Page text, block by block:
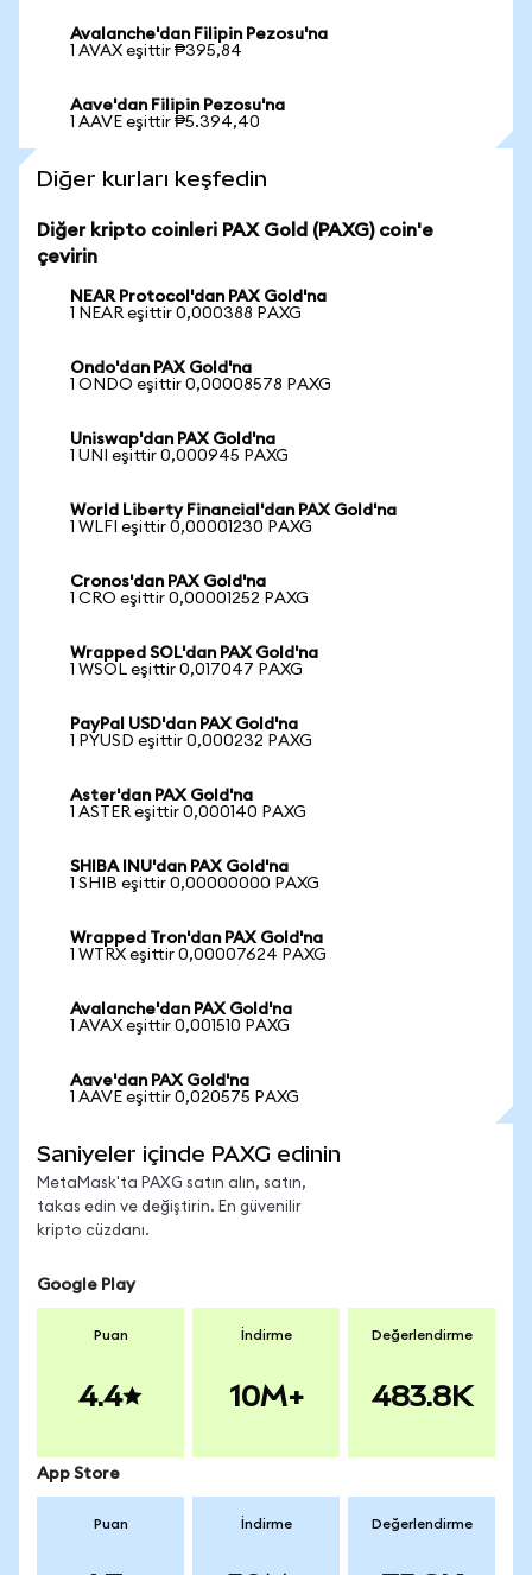
Avalanche'dan Filipin Pezosu'na
1 AVAX eşittir ₱395,84
Aave'dan Filipin Pezosu'na
1 AAVE eşittir ₱5.394,40
Diğer kurları keşfedin
Diğer kripto coinleri PAX Gold (PAXG) coin'e
çevirin
NEAR Protocol'dan PAX Gold'na
1 NEAR eşittir 0,000388 PAXG
Ondo'dan PAX Gold'na
1 ONDO eşittir 0,00008578 PAXG
Uniswap'dan PAX Gold'na
1 UNI eşittir 0,000945 PAXG
World Liberty Financial'dan PAX Gold'na
1 WLFI eşittir 0,00001230 PAXG
Cronos'dan PAX Gold'na
1 CRO eşittir 0,00001252 PAXG
Wrapped SOL'dan PAX Gold'na
1 WSOL eşittir 0,017047 PAXG
PayPal USD'dan PAX Gold'na
1 PYUSD eşittir 0,000232 PAXG
Aster'dan PAX Gold'na
1 ASTER eşittir 0,000140 PAXG
SHIBA INU'dan PAX Gold'na
1 SHIB eşittir 0,00000000 PAXG
Wrapped Tron'dan PAX Gold'na
1 WTRX eşittir 0,00007624 PAXG
Avalanche'dan PAX Gold'na
1 AVAX eşittir 0,001510 PAXG
Aave'dan PAX Gold'na
1 AAVE eşittir 0,020575 PAXG
Saniyeler içinde PAXG edinin
MetaMask'ta PAXG satın alın, satın,
takas edin ve değiştirin. En güvenilir
kripto cüzdanı.
Google Play
Puan
4.4
İndirme
10M+
Değerlendirme
483.8K
App Store
Puan İndirme Değerlendirme